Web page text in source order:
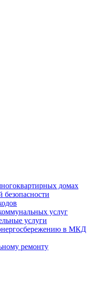
домах
услуг
услуги
в МКД
ремонту